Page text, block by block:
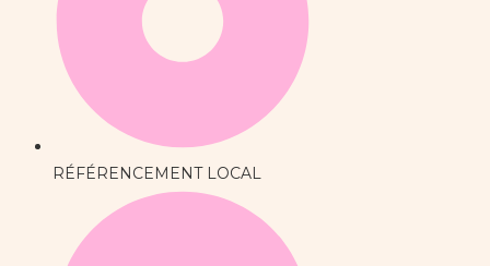
RÉFÉRENCEMENT LOCAL